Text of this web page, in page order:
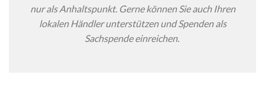
nur als Anhaltspunkt. Gerne können Sie auch Ihren
lokalen Händler unterstützen und Spenden als
Sachspende einreichen.